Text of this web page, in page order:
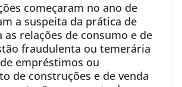
começaram no ano de
a suspeita da prática de
relações de consumo e de
fraudulenta ou temerária
empréstimos ou
de construções e de venda